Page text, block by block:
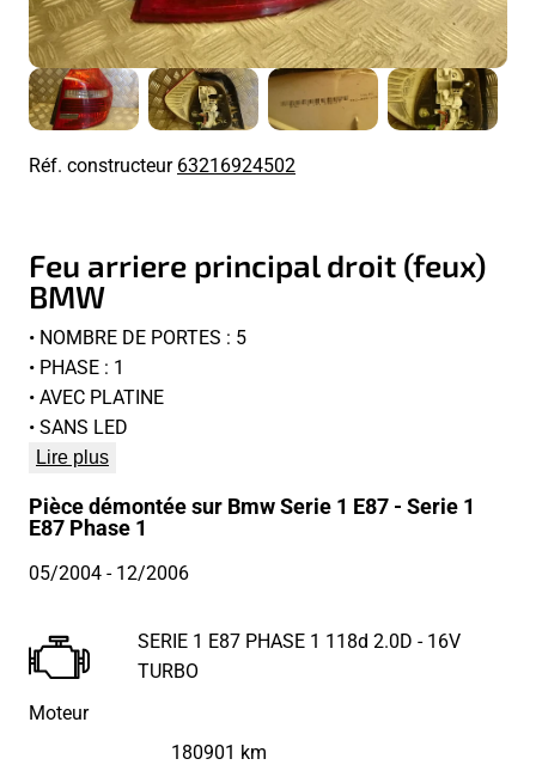
Réf. constructeur63216924502
Feu arriere principal droit (feux)
BMW
• NOMBRE DE PORTES : 5
• PHASE : 1
• AVEC PLATINE
• SANS LED
Lire plus
Pièce démontée sur Bmw Serie 1 E87 - Serie 1
E87 Phase 1
05/2004- 12/2006
Moteur
SERIE 1 E87 PHASE 1 118d 2.0D - 16V
TURBO
180901 km